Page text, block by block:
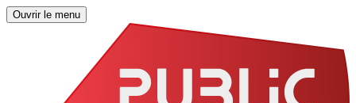
Ouvrir le menu